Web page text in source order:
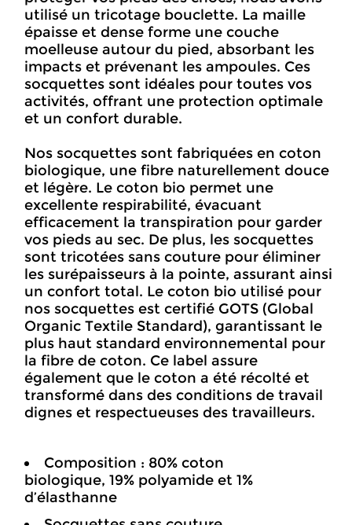
utilisé un tricotage bouclette. La maille
épaisse et dense forme une couche
moelleuse autour du pied, absorbant les
impacts et prévenant les ampoules. Ces
socquettes sont idéales pour toutes vos
activités, offrant une protection optimale
et un confort durable.
Nos socquettes sont fabriquées en coton
biologique, une fibre naturellement douce
et légère. Le coton bio permet une
excellente respirabilité, évacuant
efficacement la transpiration pour garder
vos pieds au sec. De plus, les socquettes
sont tricotées sans couture pour éliminer
les surépaisseurs à la pointe, assurant ainsi
un confort total. Le coton bio utilisé pour
nos socquettes est certifié GOTS (Global
Organic Textile Standard), garantissant le
plus haut standard environnemental pour
la fibre de coton. Ce label assure
également que le coton a été récolté et
transformé dans des conditions de travail
dignes et respectueuses des travailleurs.
Composition : 80% coton
biologique, 19% polyamide et 1%
d’élasthanne